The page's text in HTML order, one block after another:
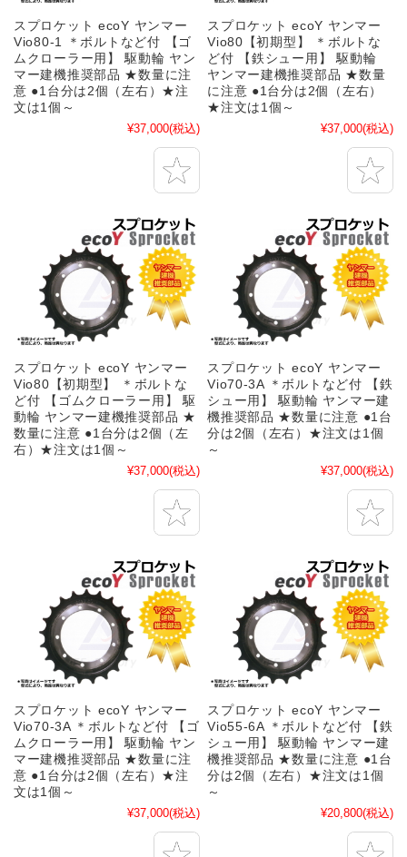
スプロケット ecoY ヤンマー
Vio80-1 ＊ボルトなど付 【ゴ
ムクローラー用】 駆動輪 ヤン
マー建機推奨部品 ★数量に注
意 ●1台分は2個（左右）★注
文は1個～
¥37,000(税込)
スプロケット ecoY ヤンマー
Vio80【初期型】 ＊ボルトな
ど付 【鉄シュー用】 駆動輪
ヤンマー建機推奨部品 ★数量
に注意 ●1台分は2個（左右）
★注文は1個～
¥37,000(税込)
スプロケット ecoY ヤンマー
Vio80【初期型】 ＊ボルトな
ど付 【ゴムクローラー用】 駆
動輪 ヤンマー建機推奨部品 ★
数量に注意 ●1台分は2個（左
右）★注文は1個～
¥37,000(税込)
スプロケット ecoY ヤンマー
Vio70-3A ＊ボルトなど付 【鉄
シュー用】 駆動輪 ヤンマー建
機推奨部品 ★数量に注意 ●1台
分は2個（左右）★注文は1個
～
¥37,000(税込)
スプロケット ecoY ヤンマー
Vio70-3A ＊ボルトなど付 【ゴ
ムクローラー用】 駆動輪 ヤン
マー建機推奨部品 ★数量に注
意 ●1台分は2個（左右）★注
文は1個～
¥37,000(税込)
スプロケット ecoY ヤンマー
Vio55-6A ＊ボルトなど付 【鉄
シュー用】 駆動輪 ヤンマー建
機推奨部品 ★数量に注意 ●1台
分は2個（左右）★注文は1個
～
¥20,800(税込)